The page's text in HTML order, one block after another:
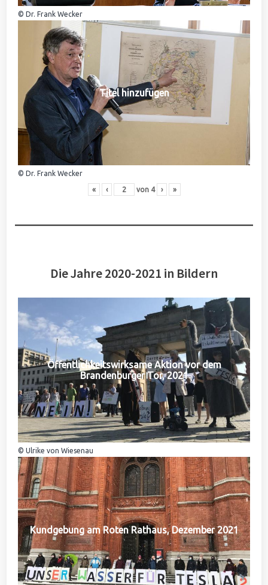
© Dr. Frank Wecker
Titel hinzufügen
© Dr. Frank Wecker
« ‹ von 4 › »
Die Jahre 2020-2021 in Bildern
Öffentlichkeitswirksame Aktion vor dem
Brandenburger Tor, 2021
© Ulrike von Wiesenau
Kundgebung am Roten Rathaus, Dezember 2021